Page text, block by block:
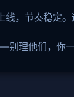
，节奏稳定
理他们，你